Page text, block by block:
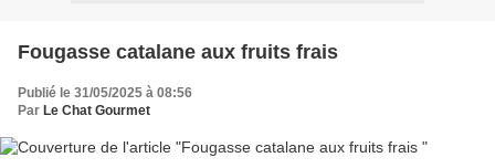
Fougasse catalane aux fruits frais
Publié le 31/05/2025 à 08:56
Par Le Chat Gourmet